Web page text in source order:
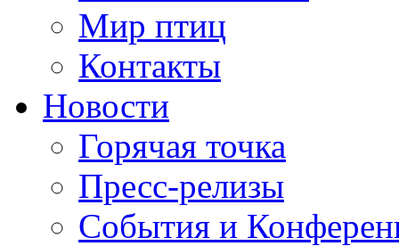
Мир птиц
Контакты
Новости
Горячая точка
Пресс-релизы
События и